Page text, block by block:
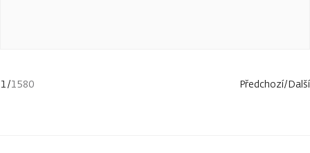
1/1580 Předchozí/Další